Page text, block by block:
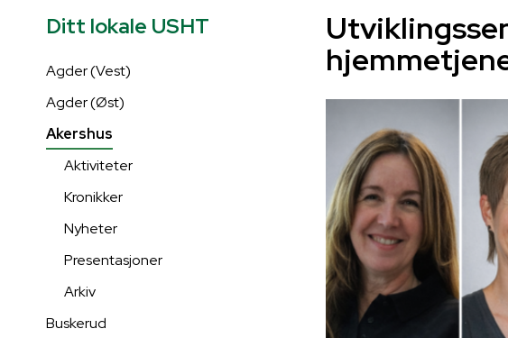
Ditt lokale USHT
Agder (Vest)
Agder (Øst)
Akershus
Aktiviteter
Kronikker
Nyheter
Presentasjoner
Arkiv
Buskerud